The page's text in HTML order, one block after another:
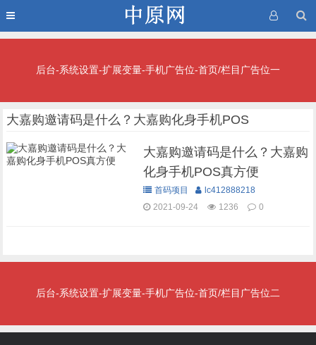
后台-系统设置-扩展变量-手机广告位-首页/栏目广告位一
大嘉购邀请码是什么？大嘉购化身手机POS
大嘉购邀请码是什么？大嘉购
化身手机POS真方便
首码项目
lc412888218
2021-09-24
1236 0
后台-系统设置-扩展变量-手机广告位-首页/栏目广告位二